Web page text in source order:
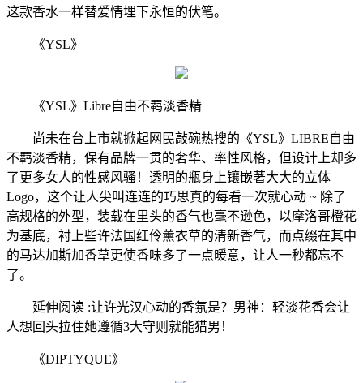
这款香水一样替爱情埋下永恒的伏笔。
《YSL》
《YSL》Libre自由不羁淡香精
尚未在台上市就掀起网民敲碗热搜的《YSL》LIBRE自由
不羁淡香精，保有品牌一贯的奢华、率性风格，但设计上却多
了更多女人的性感风骚！透明的瓶身上镶嵌著大大的立体
Logo，这个让人尖叫连连的巧思真的每看一次就心动 ~ 除了
高规格的外型，装载在里头的香气也毫不逊色，以摩洛哥橙花
为基底，衬上些许法国红伶薰衣草的清新香气，而点缀在其中
的马达加斯加香草更使香味多了一点暖意，让人一秒都忘不
了。
延伸阅读 :让许光汉心动的香氛是？男神：轻淡花香会让
人想回头拉住她遵循3大守则就能猎男！
《DIPTYQUE》